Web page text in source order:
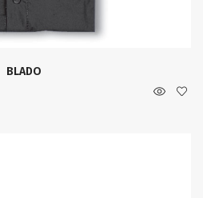
BLADO